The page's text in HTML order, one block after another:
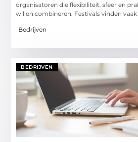
organisatoren die flexibiliteit, sfeer en
willen combineren. Festivals vinden
Bedrijven
BEDRIJVEN